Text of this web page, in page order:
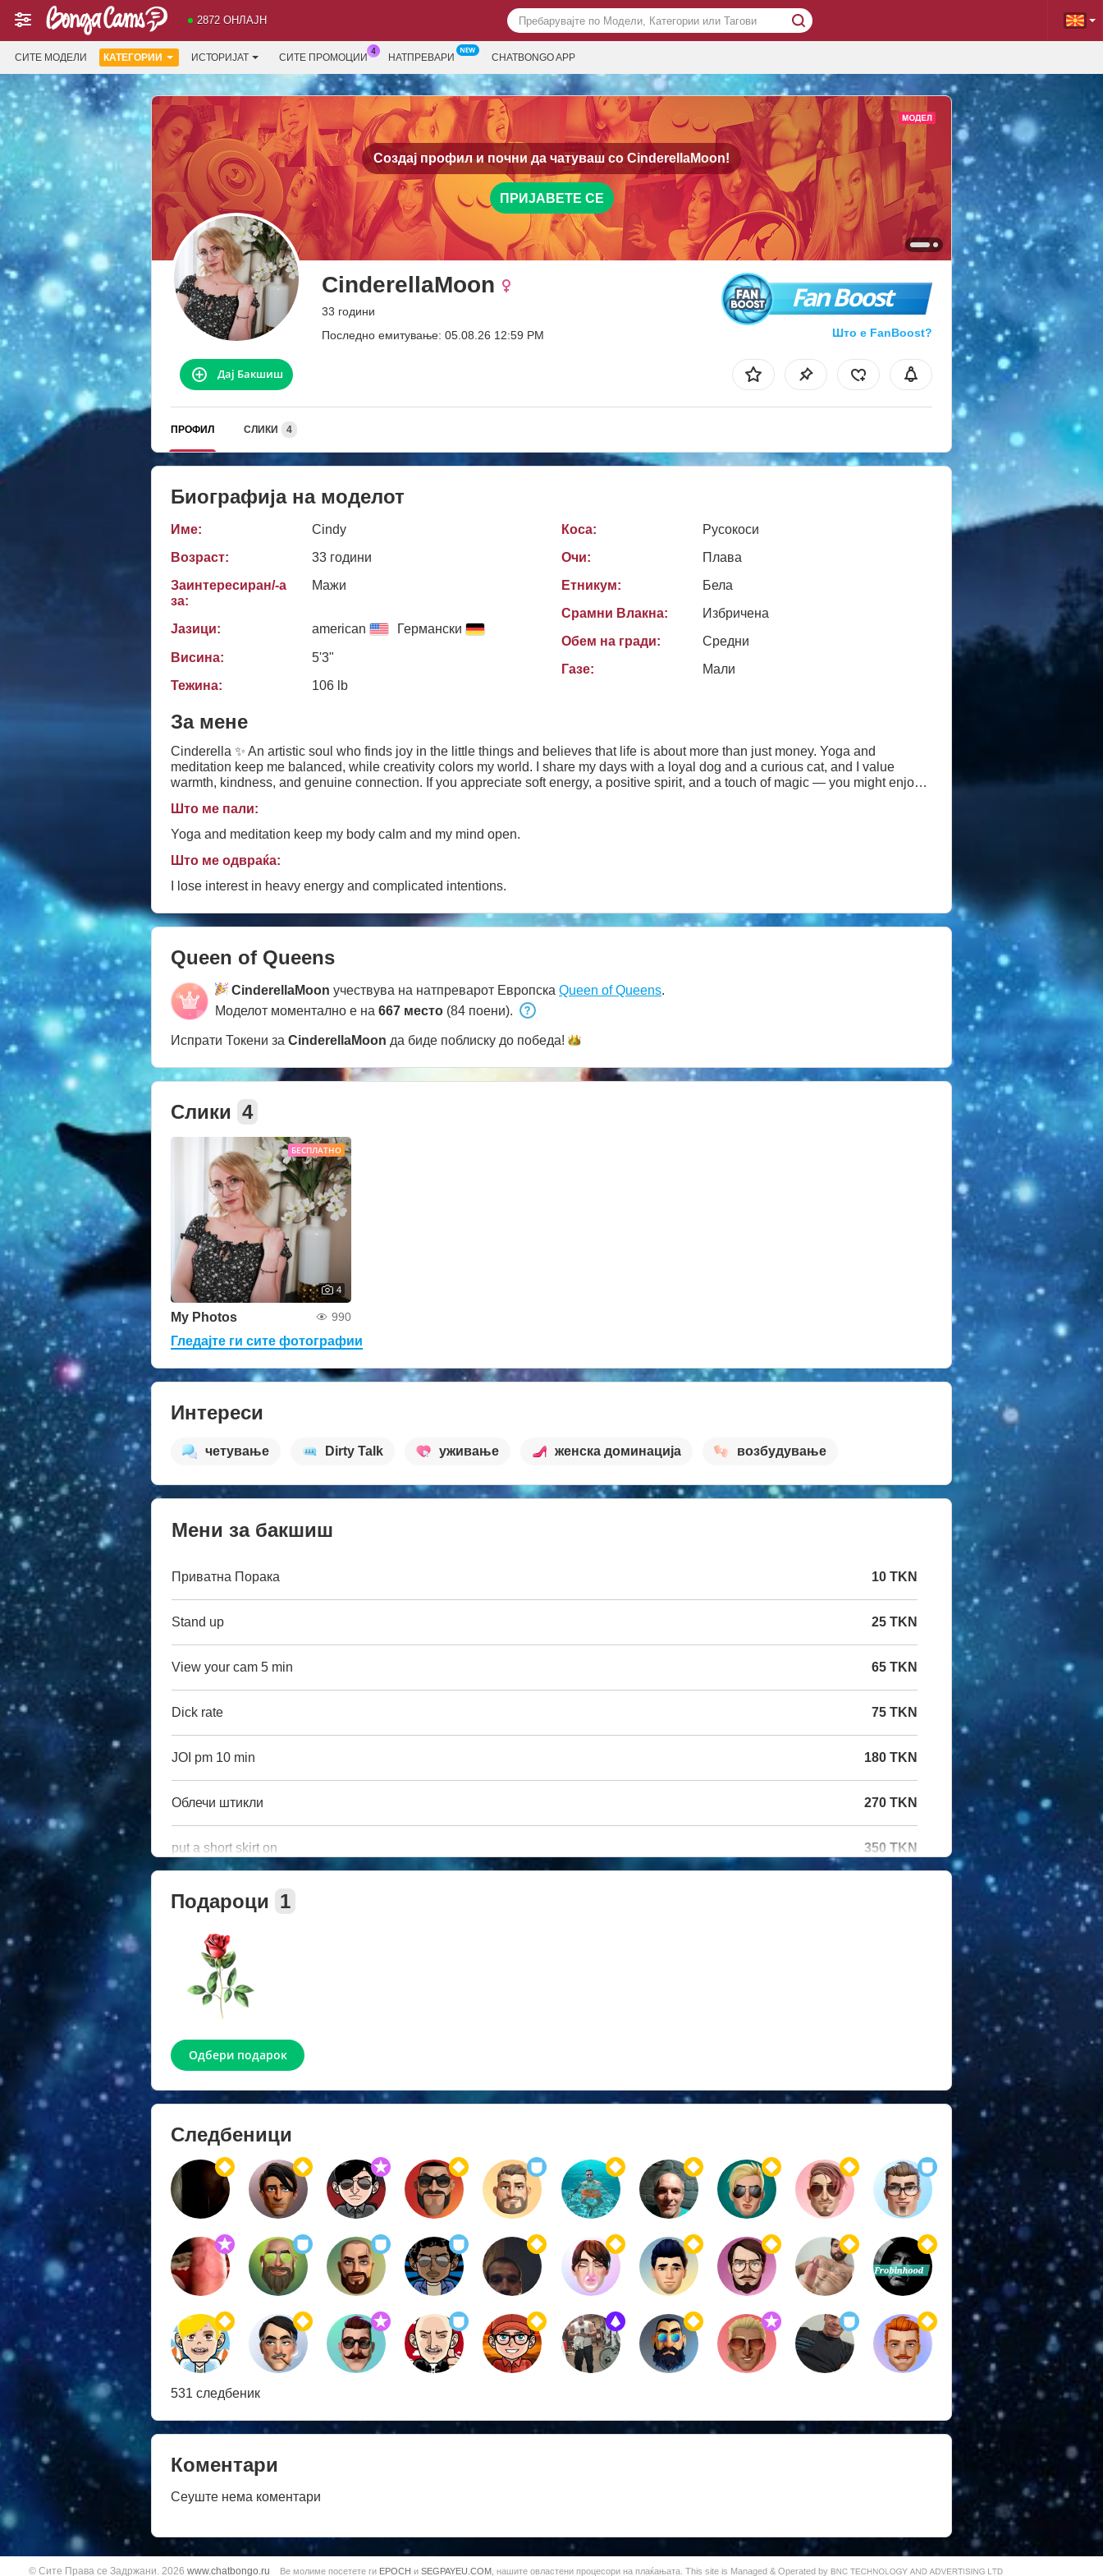
2872 ОНЛАЈН
СИТЕ МОДЕЛИ КАТЕГОРИИ ИСТОРИЈАТ СИТЕ ПРОМОЦИИ НАТПРЕВАРИ CHATBONGO APP
Создај профил и почни да чатуваш со CinderellaMoon!
ПРИЈАВЕТЕ СЕ
CinderellaMoon
33 години
Последно емитување: 05.08.26 12:59 PM
Fan Boost
Што е FanBoost?
Дај Бакшиш
ПРОФИЛ СЛИКИ 4
Биографија на моделот
Име:
Cindy
Возраст:
33 години
Заинтересиран/-а
за:
Мажи
Јазици: american Германски
Висина:
5'3"
Тежина:
106 lb
Коса:
Русокоси
Очи:
Плава
Етникум:
Бела
Срамни Влакна:
Избричена
Обем на гради:
Средни
Газе:
Мали
За мене
Cinderella ✨ An artistic soul who finds joy in the little things and believes that life is about more than just money. Yoga and
meditation keep me balanced, while creativity colors my world. I share my days with a loyal dog and a curious cat, and I value
warmth, kindness, and genuine connection. If you appreciate soft energy, a positive spirit, and a touch of magic — you might enjoy
Што ме пали:
Yoga and meditation keep my body calm and my mind open.
Што ме одвраќа:
I lose interest in heavy energy and complicated intentions.
Queen of Queens
CinderellaMoon учествува на натпреварот Европска Queen of Queens.
Моделот моментално е на 667 место (84 поени).
Испрати Токени за CinderellaMoon да биде поблиску до победа!
Слики 4
БЕСПЛАТНО
4
My Photos 990
Гледајте ги сите фотографии
Интереси
четување Dirty Talk уживање женска доминација возбудување
Мени за бакшиш
Приватна Порака 10 TKN
Stand up 25 TKN
View your cam 5 min 65 TKN
Dick rate 75 TKN
JOI pm 10 min 180 TKN
Облечи штикли 270 TKN
put a short skirt on 350 TKN
Подароци 1
Одбери подарок
Следбеници
531 следбеник
Коментари
Сеуште нема коментари
© Сите Права се Задржани. 2026 www.chatbongo.ru Ве молиме посетете ги EPOCH и SEGPAYEU.COM , нашите овластени процесори на плаќањата. This site is Managed & Operated by